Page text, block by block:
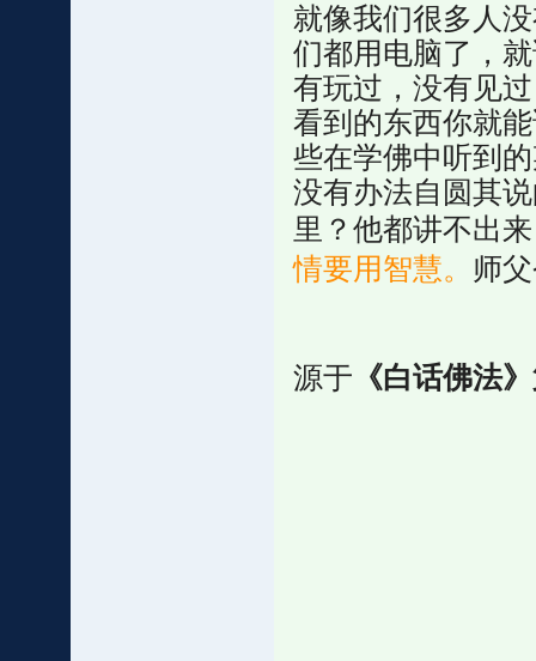
就像我们很多人
们都用电脑了，
有玩过，没有见
看到的东西你就
些在学佛中听到
没有办法自圆其
里？他都讲不出
情要用智慧。 师
源于 《白话佛法